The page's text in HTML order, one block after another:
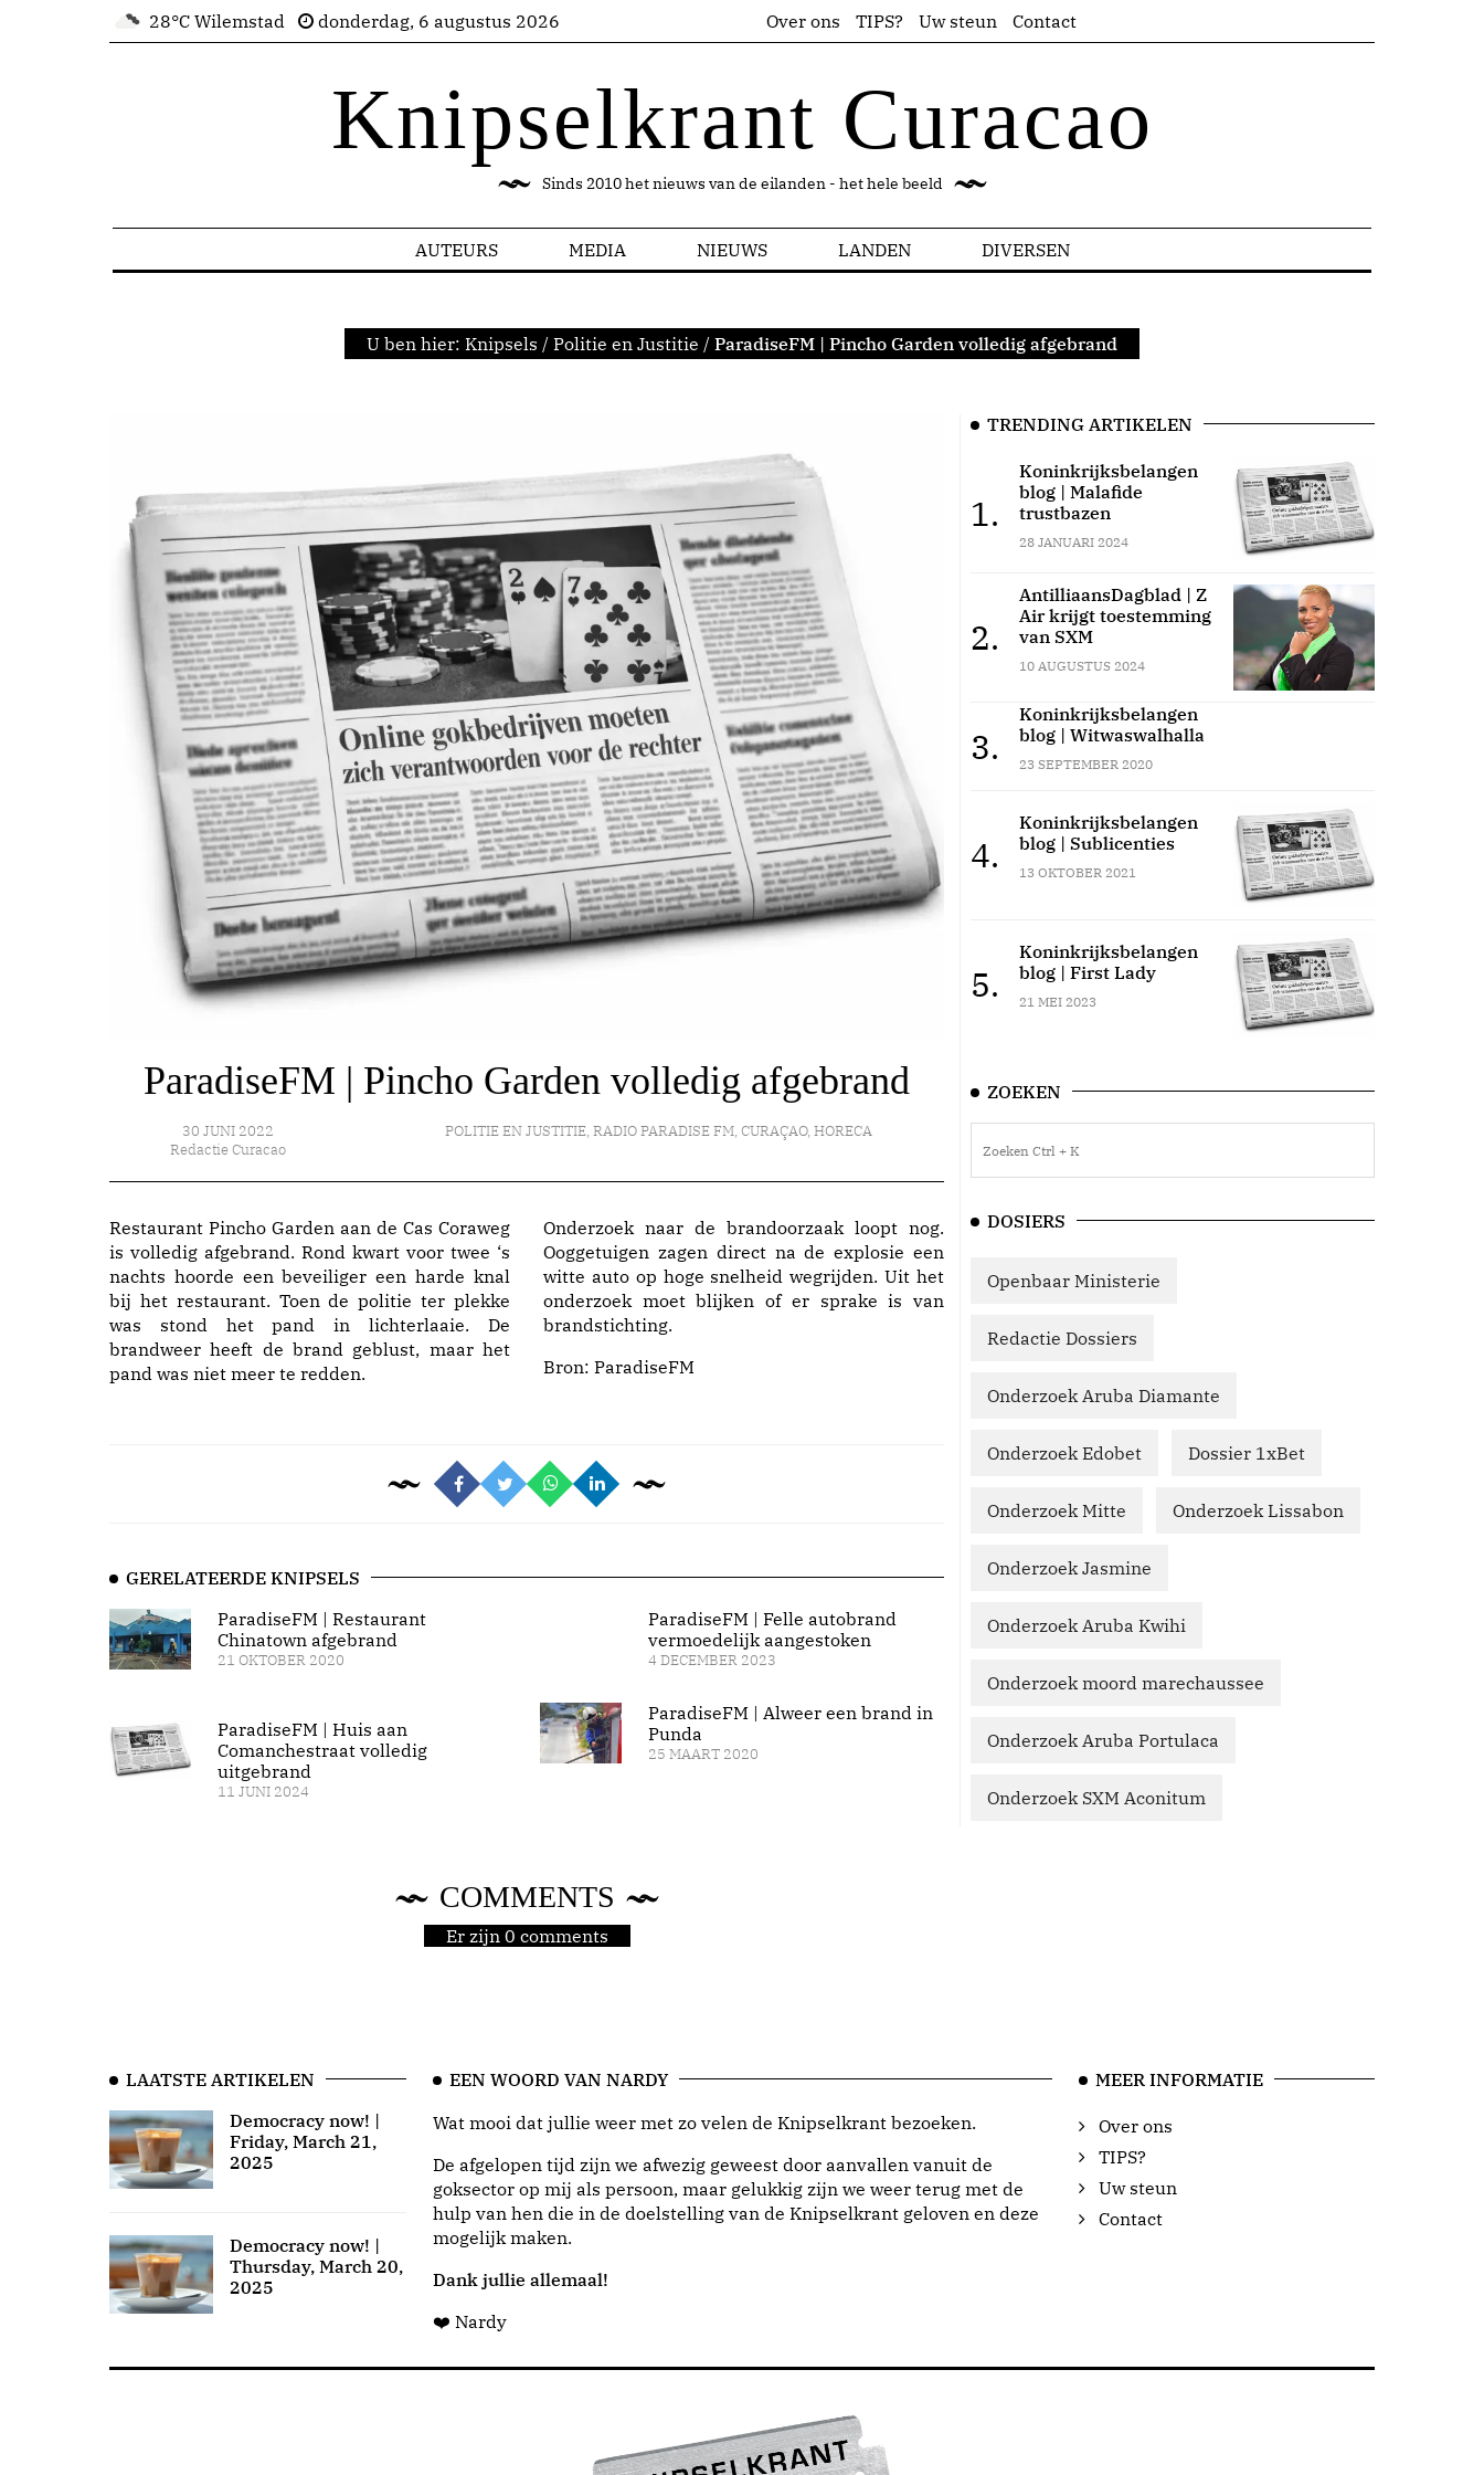
28°C Wilemstad donderdag, 6 augustus 2026 Over ons TIPS? Uw steun Contact
Knipselkrant Curacao
Sinds 2010 het nieuws van de eilanden - het hele beeld
AUTEURS MEDIA NIEUWS LANDEN DIVERSEN
U ben hier: Knipsels / Politie en Justitie / ParadiseFM | Pincho Garden volledig afgebrand
ParadiseFM | Pincho Garden volledig afgebrand
30 JUNI 2022
Redactie Curacao
POLITIE EN JUSTITIE,RADIO PARADISE FM,CURAÇAO,HORECA
Restaurant Pincho Garden aan de Cas Coraweg
is volledig afgebrand. Rond kwart voor twee ‘s
nachts hoorde een beveiliger een harde knal
bij het restaurant. Toen de politie ter plekke
was stond het pand in lichterlaaie. De
brandweer heeft de brand geblust, maar het
pand was niet meer te redden.
Onderzoek naar de brandoorzaak loopt nog.
Ooggetuigen zagen direct na de explosie een
witte auto op hoge snelheid wegrijden. Uit het
onderzoek moet blijken of er sprake is van
brandstichting.
Bron: ParadiseFM
GERELATEERDE KNIPSELS
ParadiseFM | Restaurant
Chinatown afgebrand
21 OKTOBER 2020
ParadiseFM | Huis aan
Comanchestraat volledig
uitgebrand
11 JUNI 2024
ParadiseFM | Felle autobrand
vermoedelijk aangestoken
4 DECEMBER 2023
ParadiseFM | Alweer een brand in
Punda
25 MAART 2020
COMMENTS
Er zijn 0 comments
TRENDING ARTIKELEN
1.
Koninkrijksbelangen
blog | Malafide
trustbazen
28 JANUARI 2024
2.
AntilliaansDagblad | Z
Air krijgt toestemming
van SXM
10 AUGUSTUS 2024
3.
Koninkrijksbelangen
blog | Witwaswalhalla
23 SEPTEMBER 2020
4.
Koninkrijksbelangen
blog | Sublicenties
13 OKTOBER 2021
5.
Koninkrijksbelangen
blog | First Lady
21 MEI 2023
ZOEKEN
DOSIERS
Openbaar Ministerie
Redactie Dossiers
Onderzoek Aruba Diamante
Onderzoek Edobet Dossier 1xBet
Onderzoek Mitte Onderzoek Lissabon
Onderzoek Jasmine
Onderzoek Aruba Kwihi
Onderzoek moord marechaussee
Onderzoek Aruba Portulaca
Onderzoek SXM Aconitum
LAATSTE ARTIKELEN
Democracy now! |
Friday, March 21,
2025
Democracy now! |
Thursday, March 20,
2025
EEN WOORD VAN NARDY
Wat mooi dat jullie weer met zo velen de Knipselkrant bezoeken.
De afgelopen tijd zijn we afwezig geweest door aanvallen vanuit de
goksector op mij als persoon, maar gelukkig zijn we weer terug met de
hulp van hen die in de doelstelling van de Knipselkrant geloven en deze
mogelijk maken.
Dank jullie allemaal!
❤️ Nardy
MEER INFORMATIE
Over ons
TIPS?
Uw steun
Contact